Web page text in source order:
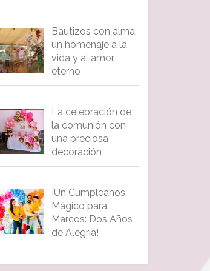
Bautizos con alma:
un homenaje a la
vida y al amor
eterno
La celebración de
la comunión con
una preciosa
decoración
¡Un Cumpleaños
Mágico para
Marcos: Dos Años
de Alegría!